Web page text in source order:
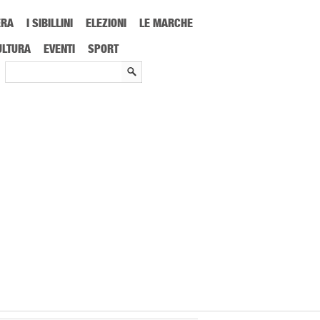
I SIBILLINI ELEZIONI
LE MARCHE
EVENTI SPORT